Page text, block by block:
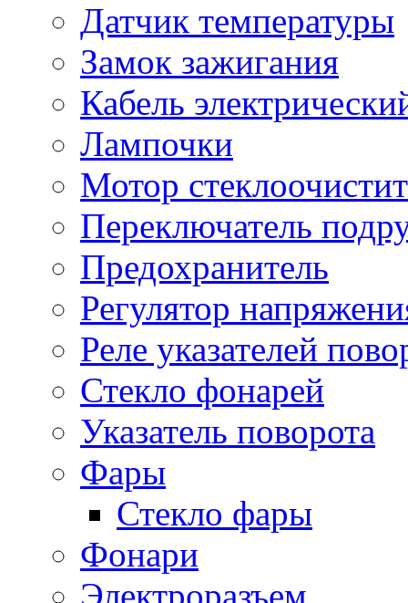
Датчик температуры
Замок зажигания
Кабель
Лампочки
Мотор
Переключатель
Предохранитель
Регулятор
Реле указателей
Стекло фонарей
Указатель поворота
Фары
Стекло фары
Фонари